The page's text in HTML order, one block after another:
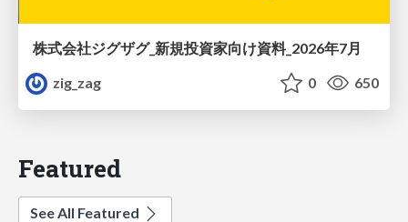
株式会社ジグザグ_新規投資家向け資料_2026年7月
zig_zag
0 650
Featured
See All Featured